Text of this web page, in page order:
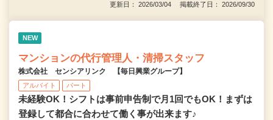
更新日： 2026/03/04 掲載終了日： 2026/09/30
NEW
マンションの代行管理人・清掃スタッフ
株式会社 センシアリンク 【毎日興業グループ】
アルバイト パート
未経験OK！シフトは事前申告制で月1回でもOK！まずは
登録して都合に合わせて働く事が出来ます♪